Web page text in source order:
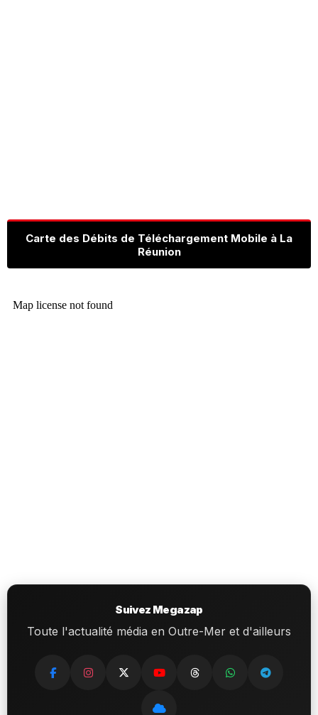
Carte des Débits de Téléchargement Mobile à La
Réunion
Suivez Megazap
Toute l'actualité média en Outre-Mer et d'ailleurs